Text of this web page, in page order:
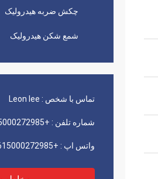
چکش ضربه هیدرولیک
شمع شکن هیدرولیک
تماس با شخص : Leon lee
شماره تلفن : +8615000272985
واتس اپ : +8615000272985